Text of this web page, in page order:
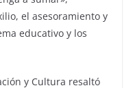
el asesoramiento y
educativo y los
y Cultura resaltó